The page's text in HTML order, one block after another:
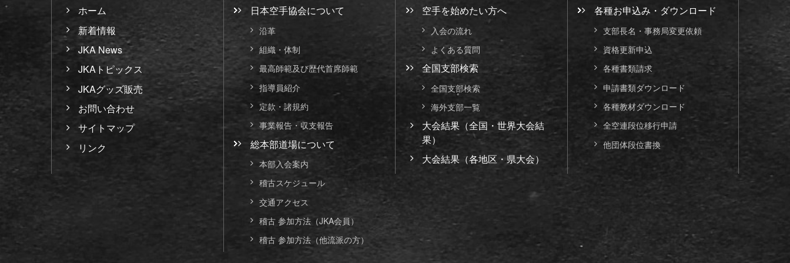
ホーム
新着情報
JKA News
JKAトピックス
JKAグッズ販売
お問い合わせ
サイトマップ
リンク
日本空手協会について
沿革
組織・体制
最高師範及び歴代首席師範
指導員紹介
定款・諸規約
事業報告・収支報告
総本部道場について
本部入会案内
稽古スケジュール
交通アクセス
稽古 参加方法（JKA会員）
稽古 参加方法（他流派の方）
空手を始めたい方へ
入会の流れ
よくある質問
全国支部検索
全国支部検索
海外支部一覧
大会結果（全国・世界大会結
果）
大会結果（各地区・県大会）
各種お申込み・ダウンロード
支部長名・事務局変更依頼
資格更新申込
各種書類請求
申請書類ダウンロード
各種教材ダウンロード
全空連段位移行申請
他団体段位書換